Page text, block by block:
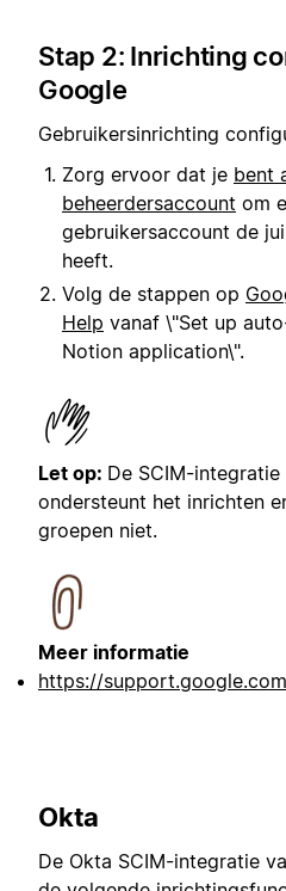
Stap 2: Inrichting
Google
Gebruikersinrichting
Zorg ervoor dat je bent
beheerdersaccount om
gebruikersaccount de
heeft.
Volg de stappen op
Help vanaf \"Set up
Notion application\".
Let op: De SCIM-
ondersteunt het inrichten
groepen niet.
Meer informatie
https://
Okta
De Okta SCIM-integratie